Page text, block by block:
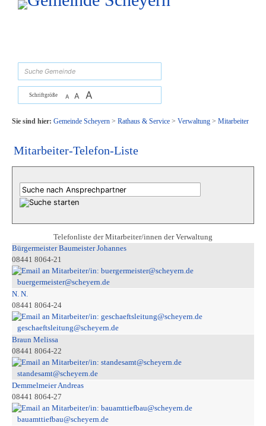
Zum Inhalt, zur Navigationoder zur Startseite springen.
Schriftgröße A A A
Sie sind hier: Gemeinde Scheyern> Rathaus & Service> Verwaltung> Mitarbeiter
Mitarbeiter-Telefon-Liste
Telefonliste der Mitarbeiter/innen der Verwaltung
Bürgermeister Baumeister Johannes
08441 8064-21
buergermeister@scheyern.de
N. N.
08441 8064-24
geschaeftsleitung@scheyern.de
Braun Melissa
08441 8064-22
standesamt@scheyern.de
Demmelmeier Andreas
08441 8064-27
bauamttiefbau@scheyern.de